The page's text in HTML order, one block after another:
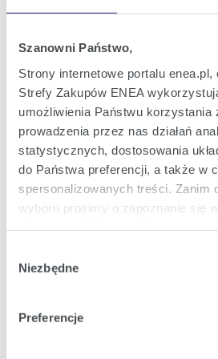
Szanowni Państwo,
Strony internetowe portalu enea.pl,
Strefy Zakupów ENEA
umożliwienia Państwu korzystania
prowadzenia przez nas działań
statystycznych, dostosowania
do Państwa preferencji, a także w
spersonalizowanych treści. Zanim
wyboru prosimy o zapoznanie się
Szczegółowe informacje na ten
zgody
Niezbędne
Preferencje
21
2013
11:10
Raport bieżący nr 33/2013
Zgromadzenia ENEA S.A.
grudnia 2013 roku
18
paź
2013
18:00
Raport bieżący nr 32/2013
Zatwierdzenie Strategii
Grupy Kapitałowej ENEA
2020
27
wrz
17:55
Raport bieżący nr 31/2013
rozszerzonego raportu